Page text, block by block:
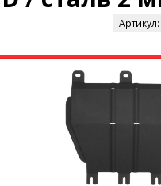
Артикул: